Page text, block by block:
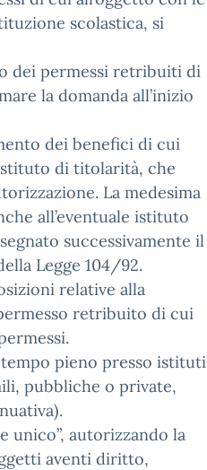
scolastica, si
dei permessi retribuiti di
la domanda all’inizio
dei benefici di cui
di titolarità, che
La medesima
all’eventuale istituto
successivamente il
Legge 104/92.
relative alla
retribuito di cui
tempo pieno presso istituti
pubbliche o private,
unico”, autorizzando la
aventi diritto,